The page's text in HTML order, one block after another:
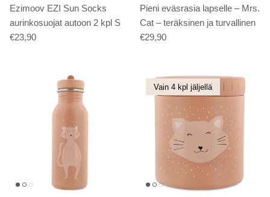
Ezimoov EZI Sun Socks
aurinkosuojat autoon 2 kpl S
€23,90
Pieni eväsrasia lapselle – Mrs.
Cat – teräksinen ja turvallinen
€29,90
Vain 4 kpl jäljellä